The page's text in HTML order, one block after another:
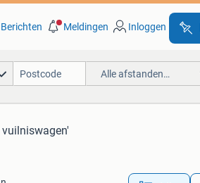
Berichten Meldingen Inloggen
Alle afstanden…